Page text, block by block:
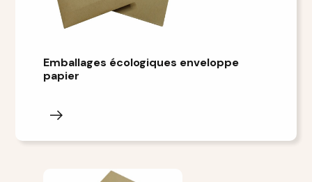
Emballages écologiques enveloppe
papier